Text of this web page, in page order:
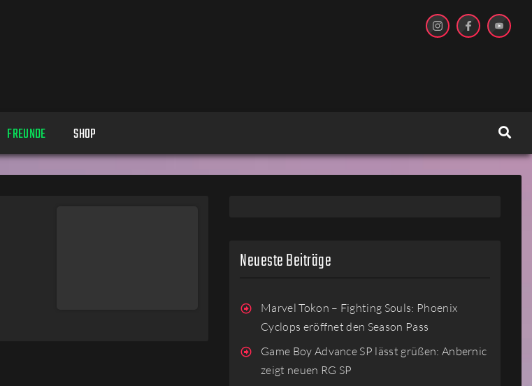
FREUNDE SHOP
Neueste Beiträge
Marvel Tokon – Fighting Souls: Phoenix
Cyclops eröffnet den Season Pass
Game Boy Advance SP lässt grüßen: Anbernic
zeigt neuen RG SP